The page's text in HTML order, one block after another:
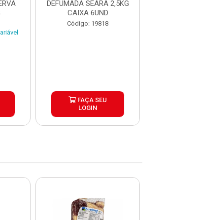
DEFUMADA SEARA 2,5KG
CAIXA 6UND
Código: 19818
FAÇA SEU
LOGIN